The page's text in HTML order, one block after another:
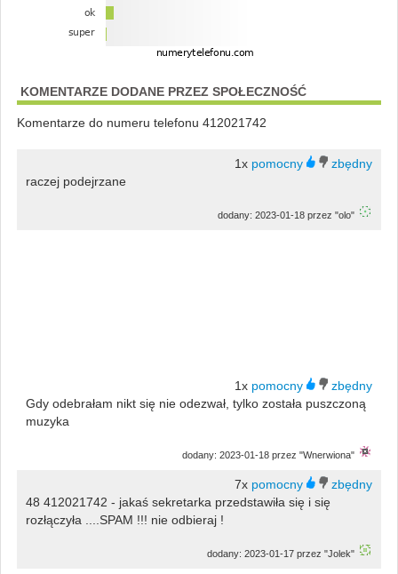
KOMENTARZE DODANE PRZEZ SPOŁECZNOŚĆ
Komentarze do numeru telefonu 412021742
1x
raczej podejrzane
dodany: 2023-01-18 przez "olo"
1x
Gdy odebrałam nikt się nie odezwał, tylko została puszczoną
muzyka
dodany: 2023-01-18 przez "Wnerwiona"
7x
48 412021742 - jakaś sekretarka przedstawiła się i się
rozłączyła ....SPAM !!! nie odbieraj !
dodany: 2023-01-17 przez "Jolek"